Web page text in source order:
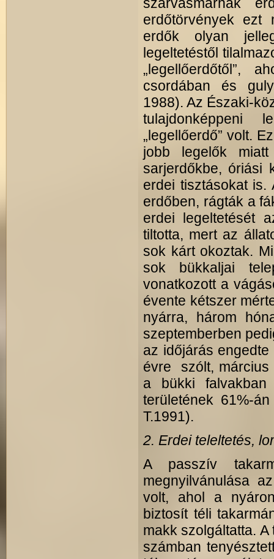
erdőtörvények ezt
erdők olyan
legeltetéstől
„legellőerdőtől”,
csordában és
1988). Az Északi-
tulajdonképpeni
„legellőerdő” volt.
jobb legelők
sarjerdőkbe, óriási
erdei tisztásokat is.
erdőben, rágták a
erdei legeltetését
tiltotta, mert az
sok kárt okoztak.
sok bükkaljai
vonatkozott a
évente kétszer
nyárra, három
szeptemberben
az időjárás
évre szólt, március
a bükki falvakban
területének 61%-
T.1991).
2. Erdei teleltetés,
A passzív
megnyilvánulása
volt, ahol a
biztosít téli
makk szolgáltatta.
számban